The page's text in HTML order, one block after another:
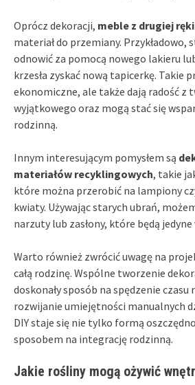
Oprócz dekoracji, meble z drugiej ręki
materiał do przemiany. Przykładowo,
odnowić za pomocą nowego lakieru
krzesła zyskać nową tapicerkę. Takie
ekonomiczne, ale także dają radość z
wyjątkowego oraz mogą stać się
rodzinną.
Innym interesującym pomysłem są
materiałów recyklingowych, takie
które można przerobić na lampiony
kwiaty. Używając starych ubrań,
narzuty lub zasłony, które będą
Warto również zwrócić uwagę na
całą rodzinę. Wspólne tworzenie
doskonały sposób na spędzenie czasu
rozwijanie umiejętności manualnych
DIY staje się nie tylko formą
sposobem na integrację rodzinną.
Jakie rośliny mogą ożywić